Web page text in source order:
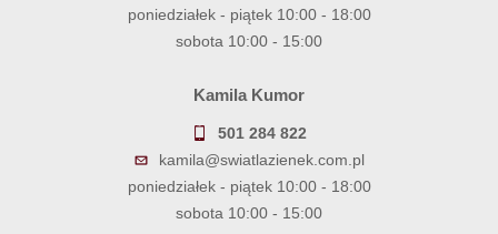
poniedziałek - piątek 10:00 - 18:00
sobota 10:00 - 15:00
Kamila Kumor
501 284 822
kamila@swiatlazienek.com.pl
poniedziałek - piątek 10:00 - 18:00
sobota 10:00 - 15:00